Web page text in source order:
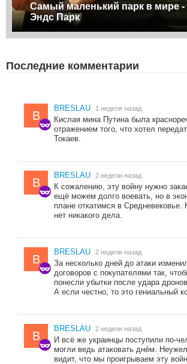
Самый маленький парк в мире
Эндс Парк
Последние комментарии
B
BRESLAU 1 неделя назад
Кислая мина Путина была
отражением того, что хотел
Токаев.
B
BRESLAU 2 недели назад
К сожалению, эту войну нужно
ещё можем долго воевать, но в
плане откатимся в Средневековье.
нет никакого дела.
B
BRESLAU 2 недели назад
За несколько дней до атаки
договоров с покупателями так,
понесли убытки после удара
А если честно, то это гениальный
B
BRESLAU 2 недели назад
И всё же украинцы поступили по-
могли ведь атаковать днём.
видит, что мы проигрываем эту